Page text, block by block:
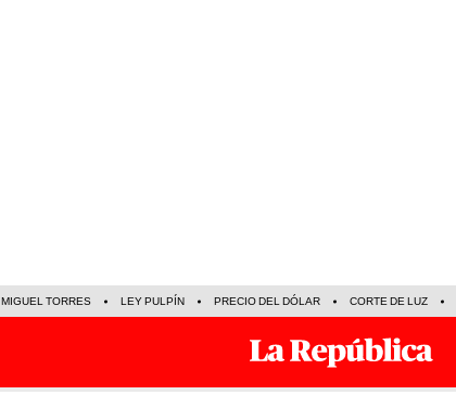
MIGUEL TORRES LEY PULPÍN PRECIO DEL DÓLAR CORTE DE LUZ